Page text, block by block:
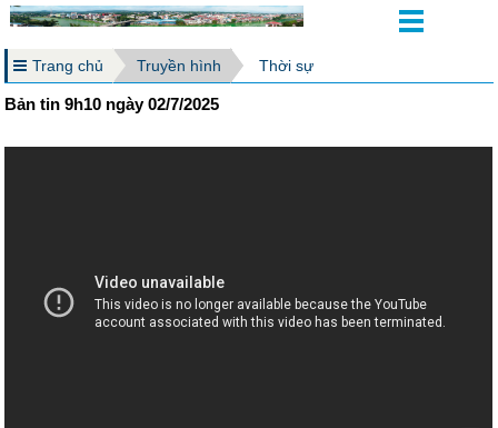
Trang chủ Truyền hình Thời sự
Bản tin 9h10 ngày 02/7/2025